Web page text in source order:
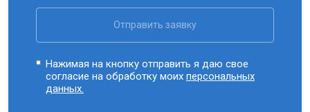
Отправить заявку
Нажимая на кнопку отправить я даю свое
согласие на обработку моихперсональных
данных.